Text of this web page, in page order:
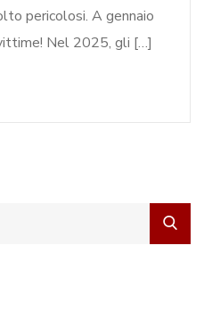
pericolosi. A gennaio
Nel 2025, gli […]